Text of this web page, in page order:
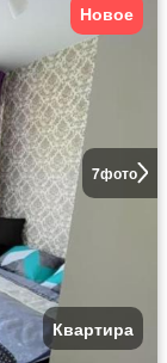
7фото
Новое
Квартира